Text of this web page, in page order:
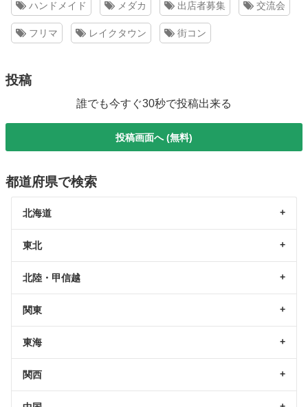
ハンドメイド メダカ 出店者募集 交流会
フリマ レイクタウン 街コン
投稿
誰でも今すぐ30秒で投稿出来る
投稿画面へ (無料)
都道府県で検索
北海道
東北
北陸・甲信越
関東
東海
関西